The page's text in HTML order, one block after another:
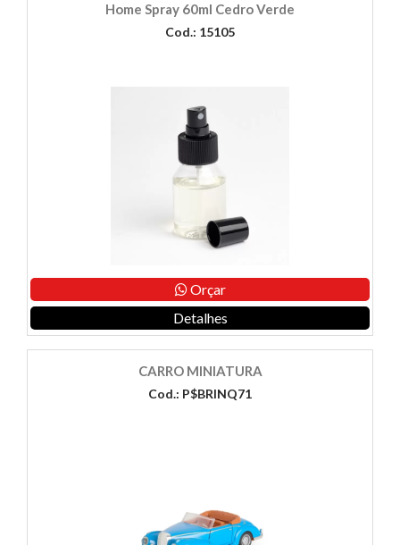
Home Spray 60ml Cedro Verde
Cod.: 15105
Orçar
Detalhes
CARRO MINIATURA
Cod.: P$BRINQ71